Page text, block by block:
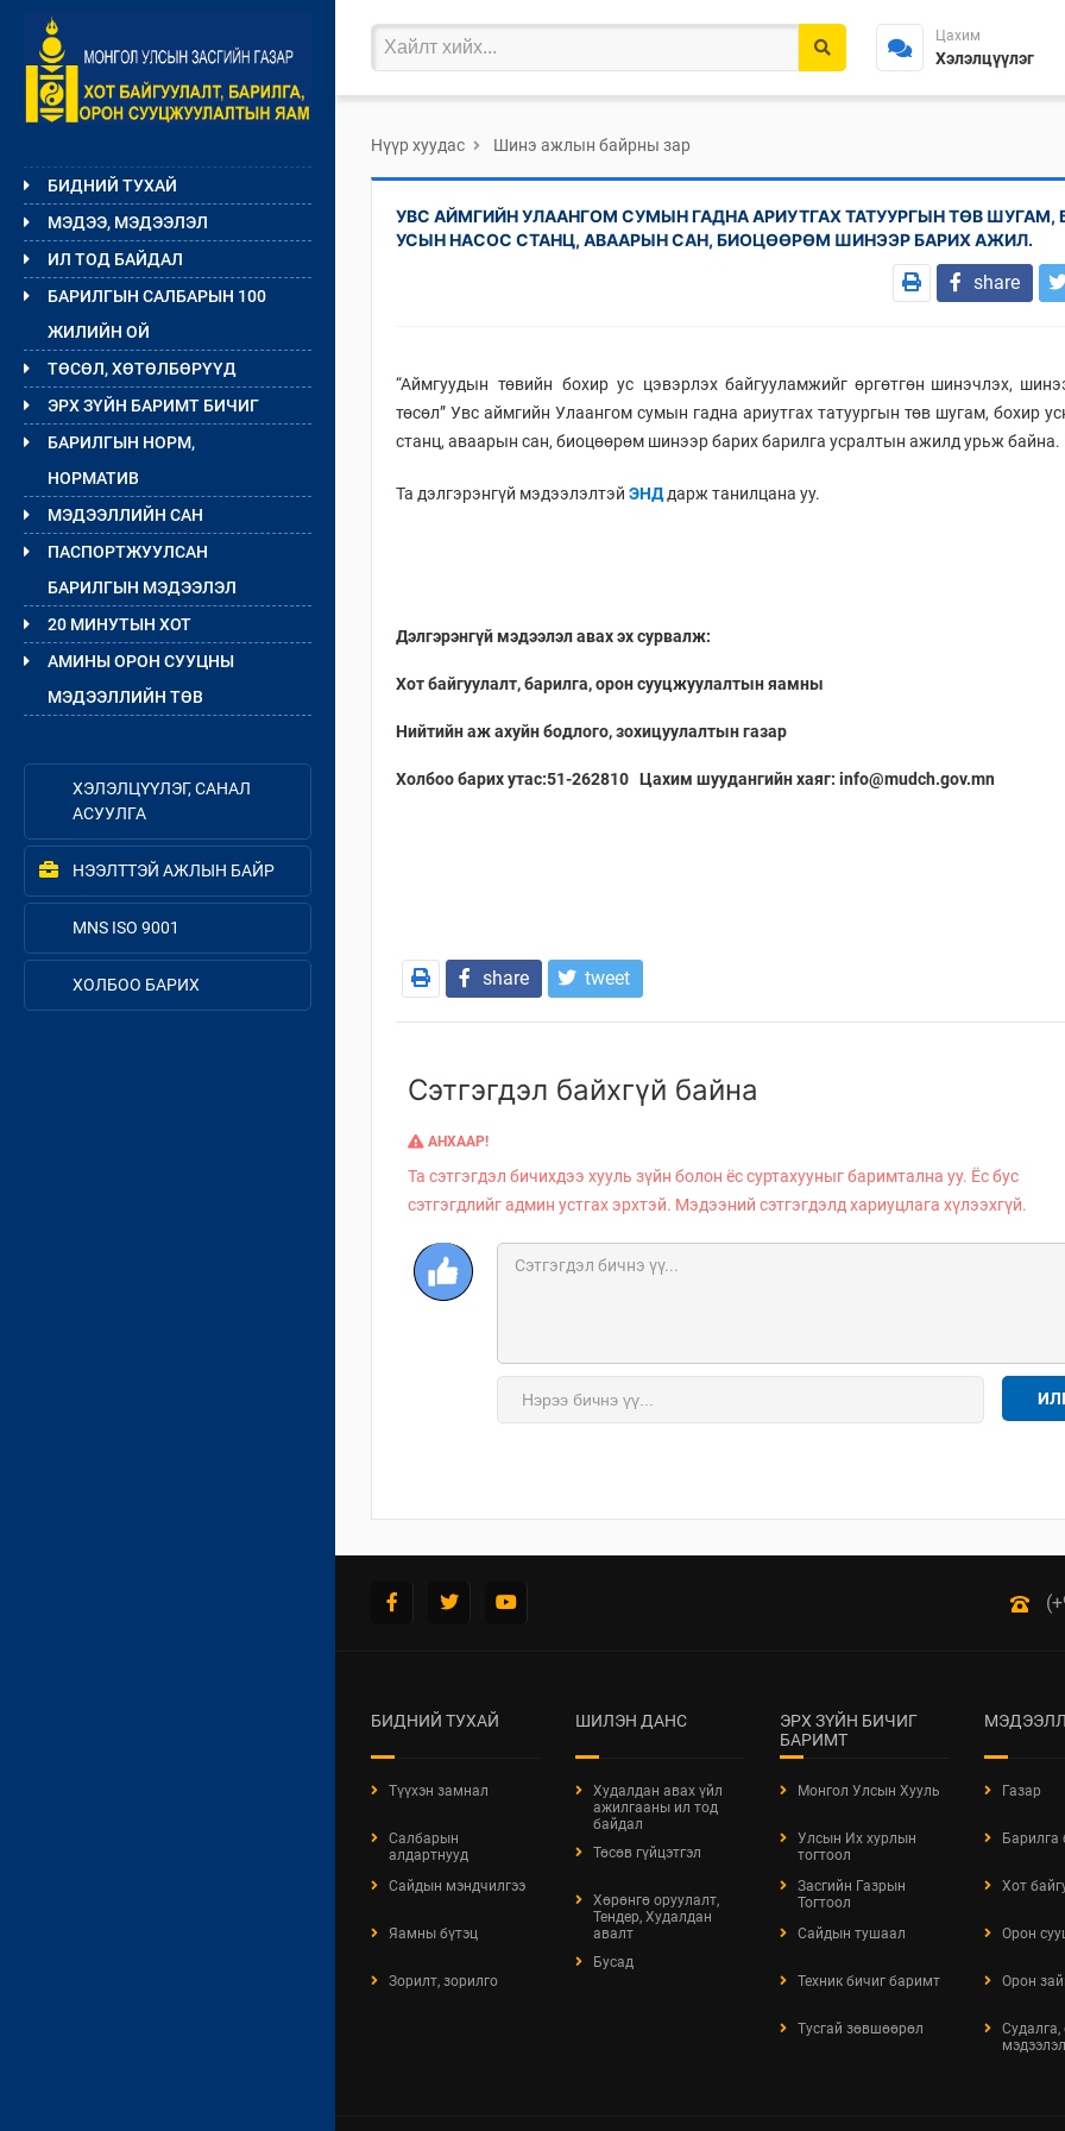
БИДНИЙ ТУХАЙ
МЭДЭЭ, МЭДЭЭЛЭЛ
ИЛ ТОД БАЙДАЛ
БАРИЛГЫН САЛБАРЫН 100
ЖИЛИЙН ОЙ
ТӨСӨЛ, ХӨТӨЛБӨРҮҮД
ЭРХ ЗҮЙН БАРИМТ БИЧИГ
БАРИЛГЫН НОРМ,
НОРМАТИВ
МЭДЭЭЛЛИЙН САН
ПАСПОРТЖУУЛСАН
БАРИЛГЫН МЭДЭЭЛЭЛ
20 МИНУТЫН ХОТ
АМИНЫ ОРОН СУУЦНЫ
МЭДЭЭЛЛИЙН ТӨВ
ХЭЛЭЛЦҮҮЛЭГ, САНАЛ
АСУУЛГА
НЭЭЛТТЭЙ АЖЛЫН БАЙР
MNS ISO 9001
ХОЛБОО БАРИХ
Цахим
Хэлэлцүүлэг
Нүүр хуудас Шинэ ажлын байрны зар
УВС АЙМГИЙН УЛААНГОМ СУМЫН ГАДНА АРИУТГАХ ТАТУУРГЫН ТӨВ ШУГАМ,
УСЫН НАСОС СТАНЦ, АВААРЫН САН, БИОЦӨӨРӨМ ШИНЭЭР БАРИХ АЖИЛ.
share
“Аймгуудын төвийн бохир ус цэвэрлэх байгууламжийг өргөтгөн шинэчлэх,
төсөл” Увс аймгийн Улаангом сумын гадна ариутгах татуургын төв шугам, бохир
станц, аваарын сан, биоцөөрөм шинээр барих барилга усралтын ажилд урьж байна.
Та дэлгэрэнгүй мэдээлэлтэй ЭНДдарж танилцана уу.
Дэлгэрэнгүй мэдээлэл авах эх сурвалж:
Хот байгуулалт, барилга, орон сууцжуулалтын яамны
Нийтийн аж ахуйн бодлого, зохицуулалтын газар
Холбоо барих утас:51-262810 Цахим шуудангийн хаяг: info@mudch.gov.mn
share tweet
Сэтгэгдэл байхгүй байна
АНХААР!
Та сэтгэгдэл бичихдээ хууль зүйн болон ёс суртахууныг баримтална уу. Ёс бус
сэтгэгдлийг админ устгах эрхтэй. Мэдээний сэтгэгдэлд хариуцлага хүлээхгүй.
БИДНИЙ ТУХАЙ
Түүхэн замнал
Салбарын
алдартнууд
Сайдын мэндчилгээ
Яамны бүтэц
Зорилт, зорилго
ШИЛЭН ДАНС
Худалдан авах үйл
ажилгааны ил тод
байдал
Төсөв гүйцэтгэл
Хөрөнгө оруулалт,
Тендер, Худалдан
авалт
Бусад
ЭРХ ЗҮЙН БИЧИГ
БАРИМТ
Монгол Улсын Хууль
Улсын Их хурлын
тогтоол
Засгийн Газрын
Тогтоол
Сайдын тушаал
Техник бичиг баримт
Тусгай зөвшөөрөл
Газар
Барилга
Хот
Орон
Орон
Судалга,
мэдээлэл